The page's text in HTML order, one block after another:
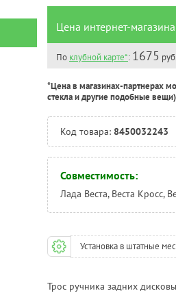
Цена интернет-
По клубной карте*: 1675 руб.
*Цена в магазинах-партнерах
стекла и другие подобные
Код товара: 8450032243
Совместимость:
Лада Веста, Веста Кросс,
Установка в штатные
Трос ручника задних